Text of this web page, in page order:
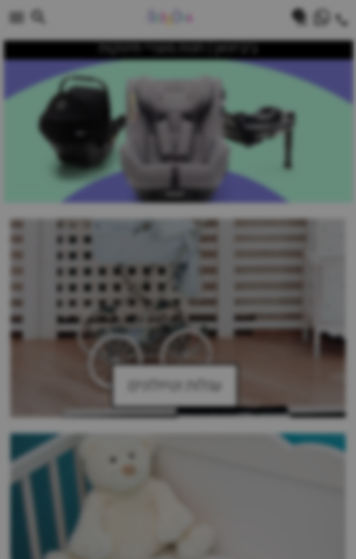
ביביוואן | חנות מוצרי תינוקות
עגלות וטיולונים